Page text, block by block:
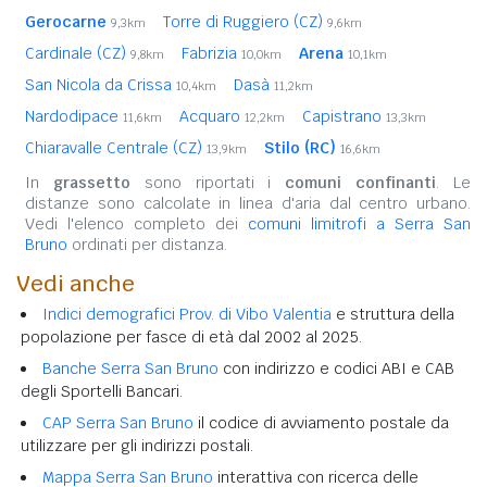
Gerocarne 9,3km Torre di Ruggiero (CZ) 9,6km
Cardinale (CZ) 9,8km Fabrizia 10,0km Arena 10,1km
San Nicola da Crissa 10,4km Dasà 11,2km
Nardodipace 11,6km Acquaro 12,2km Capistrano 13,3km
Chiaravalle Centrale (CZ) 13,9km Stilo (RC) 16,6km
In grassetto sono riportati i comuni confinanti. Le
distanze sono calcolate in linea d'aria dal centro urbano.
Vedi l'elenco completo dei comuni limitrofi a Serra San
Bruno ordinati per distanza.
Vedi anche
Indici demografici Prov. di Vibo Valentia e struttura della
popolazione per fasce di età dal 2002 al 2025.
Banche Serra San Bruno con indirizzo e codici ABI e CAB
degli Sportelli Bancari.
CAP Serra San Bruno il codice di avviamento postale da
utilizzare per gli indirizzi postali.
Mappa Serra San Bruno interattiva con ricerca delle